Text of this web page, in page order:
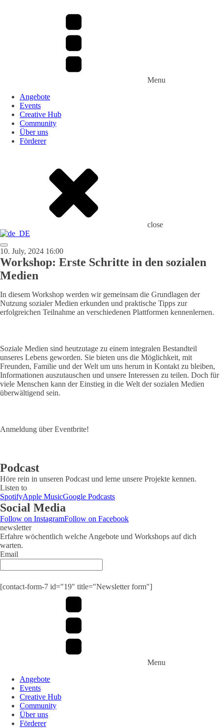
Menu
Angebote
Events
Creative Hub
Community
Über uns
Förderer
close
10. July, 2024 16:00
Workshop: Erste Schritte in den sozialen
Medien
In diesem Workshop werden wir gemeinsam die Grundlagen der
Nutzung sozialer Medien erkunden und praktische Tipps zur
erfolgreichen Teilnahme an verschiedenen Plattformen kennenlernen.
Soziale Medien sind heutzutage zu einem integralen Bestandteil
unseres Lebens geworden. Sie bieten uns die Möglichkeit, mit
Freunden, Familie und der Welt um uns herum in Kontakt zu bleiben,
Informationen auszutauschen und unsere Interessen zu teilen. Doch für
viele Menschen kann der Einstieg in die Welt der sozialen Medien
überwältigend sein.
Anmeldung über Eventbrite!
Podcast
Höre rein in unseren Podcast und lerne unsere Projekte kennen.
Listen to
SpotifyApple MusicGoogle Podcasts
Social Media
Follow on InstagramFollow on Facebook
newsletter
Erfahre wöchentlich welche Angebote und Workshops auf dich
warten.
Email
[contact-form-7 id="19" title="Newsletter form"]
Menu
Angebote
Events
Creative Hub
Community
Über uns
Förderer